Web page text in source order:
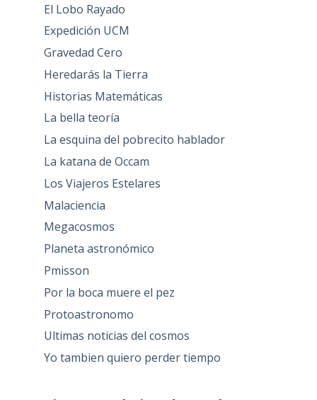
El Lobo Rayado
Expedición UCM
Gravedad Cero
Heredarás la Tierra
Historias Matemáticas
La bella teoría
La esquina del pobrecito hablador
La katana de Occam
Los Viajeros Estelares
Malaciencia
Megacosmos
Planeta astronómico
Pmisson
Por la boca muere el pez
Protoastronomo
Ultimas noticias del cosmos
Yo tambien quiero perder tiempo